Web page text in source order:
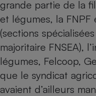
grande partie de la
et légumes, la FNPF
(sections
majoritaire FNSEA),
légumes, Felcoop,
que le syndicat
avaient d’ailleurs